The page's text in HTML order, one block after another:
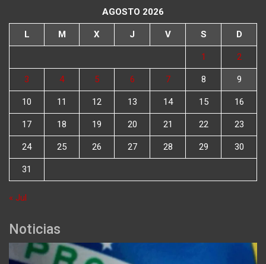
AGOSTO 2026
L M X J V S D
1 2
3 4 5 6 7 8 9
10 11 12 13 14 15 16
17 18 19 20 21 22 23
24 25 26 27 28 29 30
31
« Jul
Noticias